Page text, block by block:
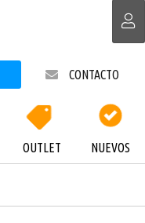
CONTACTO
OUTLET NUEVOS